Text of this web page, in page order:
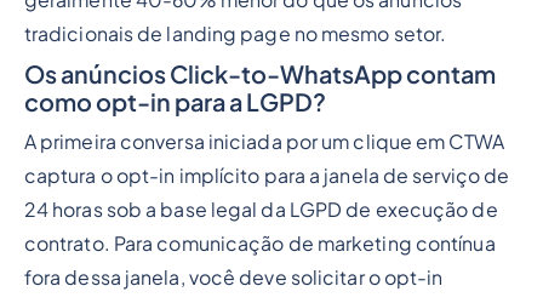
tradicionais de landing page no mesmo setor.
Os anúncios Click-to-WhatsApp contam
como opt-in para a LGPD?
A primeira conversa iniciada por um clique em CTWA
captura o opt-in implícito para a janela de serviço de
24 horas sob a base legal da LGPD de execução de
contrato. Para comunicação de marketing contínua
fora dessa janela, você deve solicitar o opt-in